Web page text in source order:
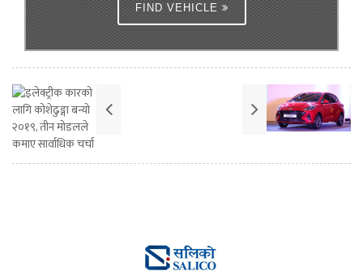
FIND VEHICLE